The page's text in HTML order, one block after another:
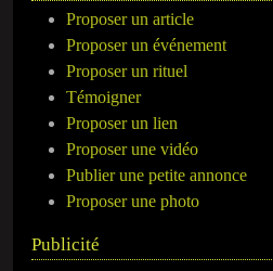
Proposer un article
Proposer un événement
Proposer un rituel
Témoigner
Proposer un lien
Proposer une vidéo
Publier une petite annonce
Proposer une photo
Publicité